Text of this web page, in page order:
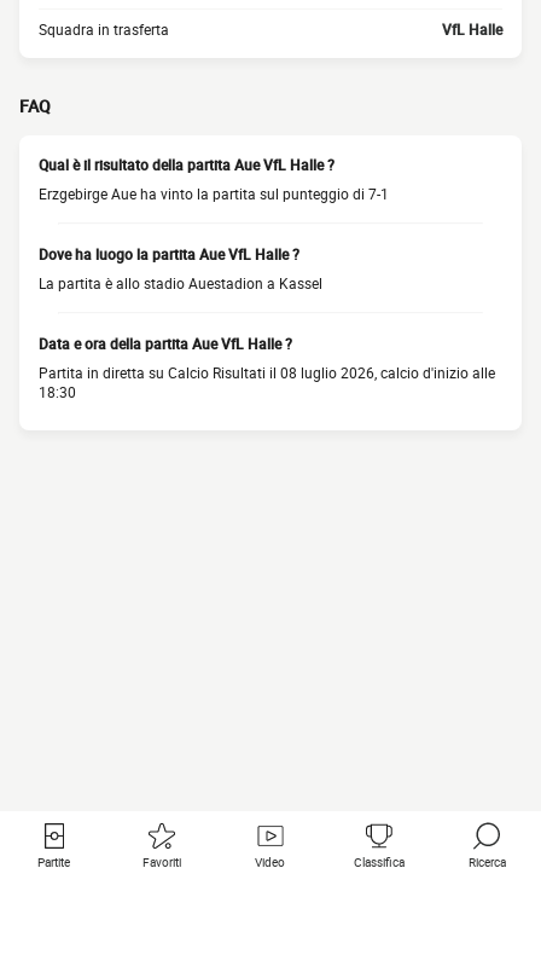
Squadra in trasferta VfL Halle
FAQ
Qual è il risultato della partita Aue VfL Halle ?
Erzgebirge Aue ha vinto la partita sul punteggio di 7-1
Dove ha luogo la partita Aue VfL Halle ?
La partita è allo stadio Auestadion a Kassel
Data e ora della partita Aue VfL Halle ?
Partita in diretta su Calcio Risultati il 08 luglio 2026, calcio d'inizio alle
18:30
Partite Favoriti Video Classifica Ricerca